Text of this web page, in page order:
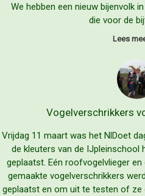
We hebben een nieuw bijenvolk
die voor de
Lees
Vogelverschrikkers
Vrijdag 11 maart was het NlDoet
de kleuters van de IJpleinschool
geplaatst. Eén roofvogelvlieger
gemaakte vogelverschrikkers
geplaatst en om uit te testen of ze